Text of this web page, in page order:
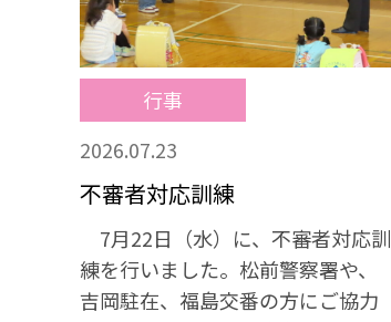
行事
2026.07.23
不審者対応訓練
7月22日（水）に、不審者対応訓
練を行いました。松前警察署や、
吉岡駐在、福島交番の方にご協力